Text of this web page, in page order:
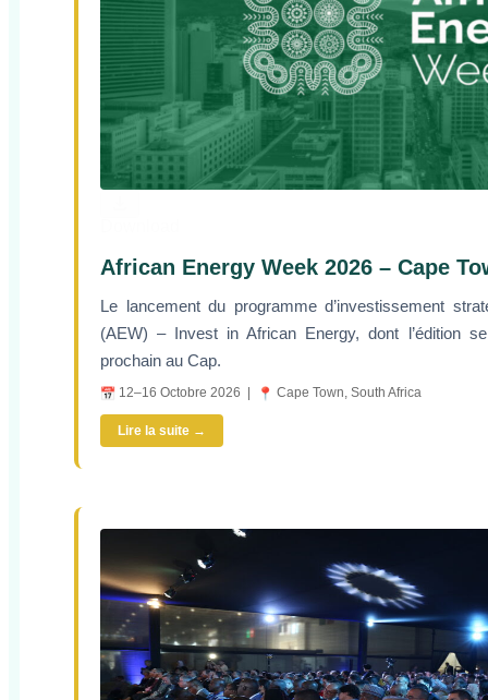
African Energy Week 2026 – Cape
Le lancement du programme d’investissement
(AEW) – Invest in African Energy, dont l’édition
prochain au Cap.
12–16 Octobre 2026 | Cape Town, South Africa
Lire la suite →